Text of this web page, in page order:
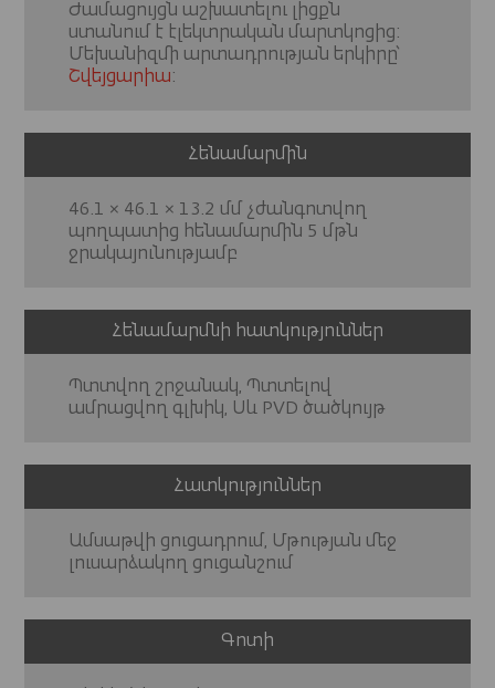
Ժամացույցն աշխատելու լիցքն
ստանում է էլեկտրական մարտկոցից:
Մեխանիզմի արտադրության երկիրը՝
Շվեյցարիա:
Հենամարմին
46.1 × 46.1 × 13.2 մմ չժանգոտվող
պողպատից հենամարմին 5 մթն
ջրակայունությամբ
Հենամարմնի հատկություններ
Պտտվող շրջանակ, Պտտելով
ամրացվող գլխիկ, Սև PVD ծածկույթ
Հատկություններ
Ամսաթվի ցուցադրում, Մթության մեջ
լուսարձակող ցուցանշում
Գոտի